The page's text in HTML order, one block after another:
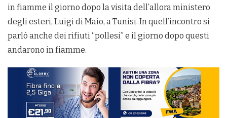
in fiamme il giorno dopo la visita dell’allora ministero
degli esteri, Luigi di Maio, a Tunisi. In quell’incontro si
parlò anche dei rifiuti “pollesi” e il giorno dopo questi
andarono in fiamme.